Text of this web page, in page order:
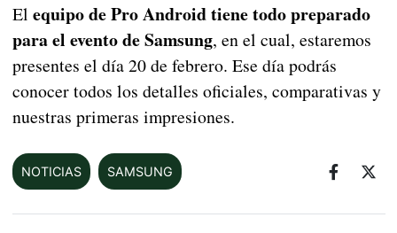
El equipo de Pro Android tiene todo preparado
para el evento de Samsung, en el cual, estaremos
presentes el día 20 de febrero. Ese día podrás
conocer todos los detalles oficiales, comparativas y
nuestras primeras impresiones.
NOTICIAS SAMSUNG